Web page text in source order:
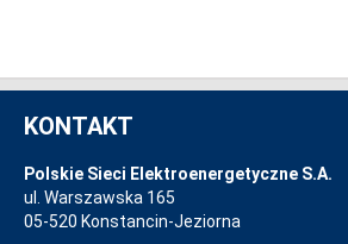
KONTAKT
Polskie Sieci Elektroenergetyczne S.A.
ul. Warszawska 165
05-520 Konstancin-Jeziorna